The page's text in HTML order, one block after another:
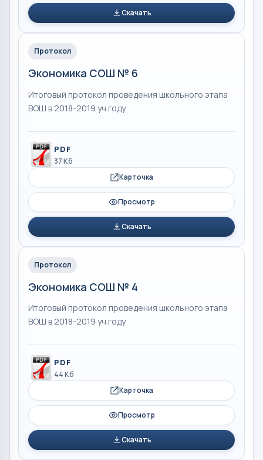
Скачать
Протокол
Экономика СОШ № 6
Итоговый протокол проведения школьного этапа
ВОШ в 2018-2019 уч.году
PDF
37 Кб
Карточка
Просмотр
Скачать
Протокол
Экономика СОШ № 4
Итоговый протокол проведения школьного этапа
ВОШ в 2018-2019 уч.году
PDF
44 Кб
Карточка
Просмотр
Скачать